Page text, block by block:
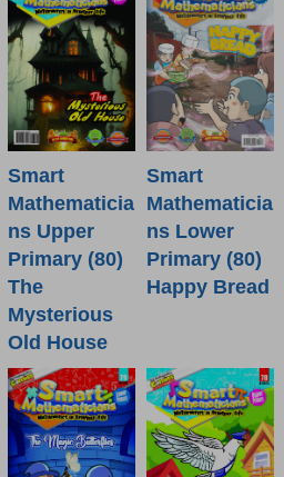
Smart
Mathematicia
ns Upper
Primary (80)
The
Mysterious
Old House
Smart
Mathematicia
ns Lower
Primary (80)
Happy Bread